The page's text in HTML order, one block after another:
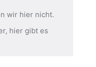
wir hier nicht.
hier gibt es